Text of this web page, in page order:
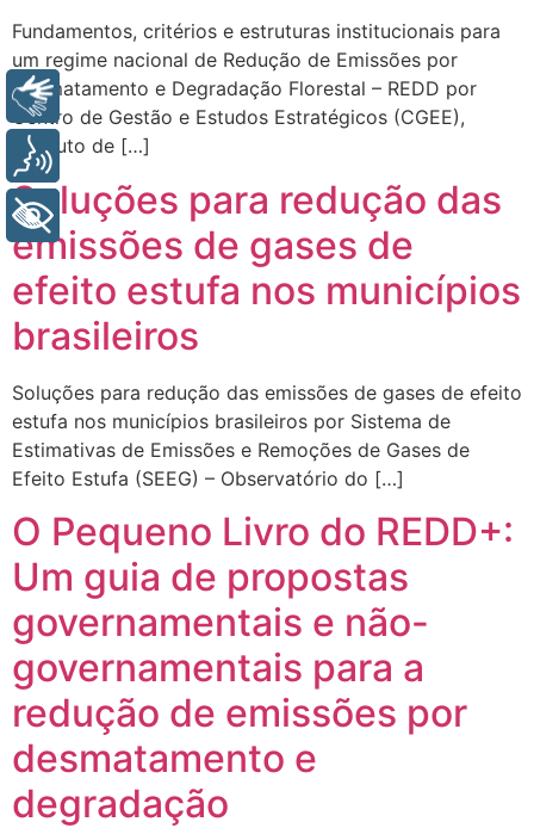
Fundamentos, critérios e estruturas institucionais para
um regime nacional de Redução de Emissões por
Desmatamento e Degradação Florestal – REDD por
Centro de Gestão e Estudos Estratégicos (CGEE),
Instituto de […]
Soluções para redução das
emissões de gases de
efeito estufa nos municípios
brasileiros
Soluções para redução das emissões de gases de efeito
estufa nos municípios brasileiros por Sistema de
Estimativas de Emissões e Remoções de Gases de
Efeito Estufa (SEEG) – Observatório do […]
O Pequeno Livro do REDD+:
Um guia de propostas
governamentais e não-
governamentais para a
redução de emissões por
desmatamento e
degradação
Libras
Voz
+ Acessibilidade